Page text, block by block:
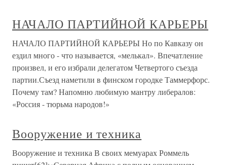
НАЧАЛО ПАРТИЙНОЙ КАРЬЕРЫ
НАЧАЛО ПАРТИЙНОЙ КАРЬЕРЫ Но по Кавказу он
ездил много - что называется, «мелькал». Впечатление
произвел, и его избрали делегатом Четвертого съезда
партии.Съезд наметили в финском городке Таммерфорс.
Почему там? Напомню любимую мантру либералов:
«Россия - тюрьма народов!»
Вооружение и техника
Вооружение и техника В своих мемуарах Роммель